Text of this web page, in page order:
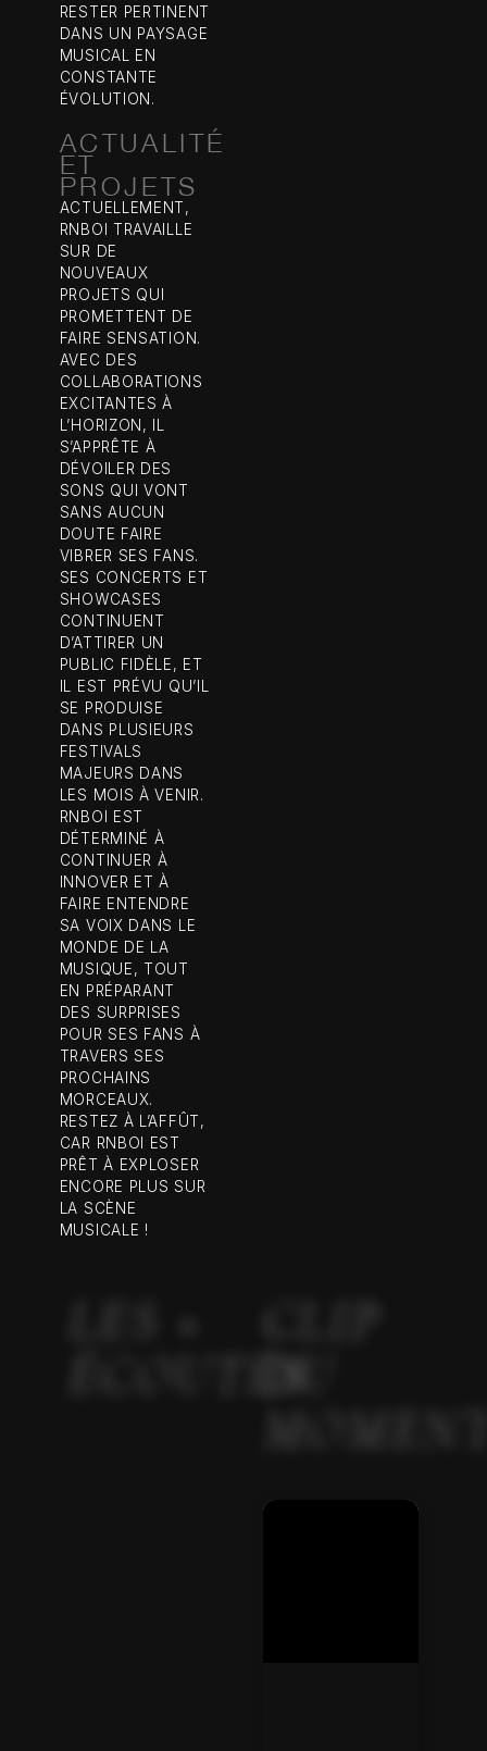
RESTER PERTINENT
DANS UN PAYSAGE
MUSICAL EN
CONSTANTE
ÉVOLUTION.
ACTUALITÉ
ET
PROJETS
ACTUELLEMENT,
RNBOI TRAVAILLE
SUR DE
NOUVEAUX
PROJETS QUI
PROMETTENT DE
FAIRE SENSATION.
AVEC DES
COLLABORATIONS
EXCITANTES À
L’HORIZON, IL
S’APPRÊTE À
DÉVOILER DES
SONS QUI VONT
SANS AUCUN
DOUTE FAIRE
VIBRER SES FANS.
SES CONCERTS ET
SHOWCASES
CONTINUENT
D’ATTIRER UN
PUBLIC FIDÈLE, ET
IL EST PRÉVU QU’IL
SE PRODUISE
DANS PLUSIEURS
FESTIVALS
MAJEURS DANS
LES MOIS À VENIR.
RNBOI EST
DÉTERMINÉ À
CONTINUER À
INNOVER ET À
FAIRE ENTENDRE
SA VOIX DANS LE
MONDE DE LA
MUSIQUE, TOUT
EN PRÉPARANT
DES SURPRISES
POUR SES FANS À
TRAVERS SES
PROCHAINS
MORCEAUX.
RESTEZ À L’AFFÛT,
CAR RNBOI EST
PRÊT À EXPLOSER
ENCORE PLUS SUR
LA SCÈNE
MUSICALE !
ÉCOUTÉS
DU